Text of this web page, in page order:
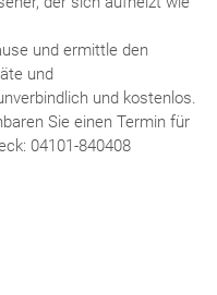
und ermittle den
und
und kostenlos.
Sie einen Termin für
04101-840408